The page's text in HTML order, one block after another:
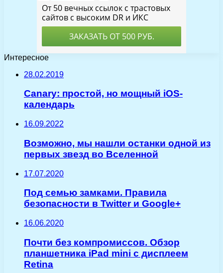
Интересное
28.02.2019
Canary: простой, но мощный iOS-
календарь
16.09.2022
Возможно, мы нашли останки одной из
первых звезд во Вселенной
17.07.2020
Под семью замками. Правила
безопасности в Twitter и Google+
16.06.2020
Почти без компромиссов. Обзор
планшетника iPad mini с дисплеем
Retina